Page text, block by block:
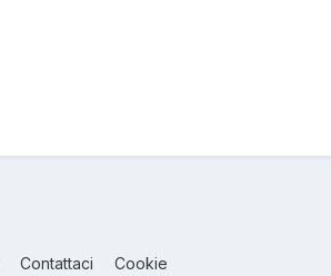
Contattaci Cookie